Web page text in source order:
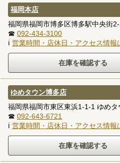
福岡本店
福岡県福岡市博多区博多駅中央街
☎ 092-434-3100
ℹ 営業時間・店休日・アクセス情報
ゆめタウン博多店
福岡県福岡市東区東浜1-1-1 ゆめタ
☎ 092-643-6721
ℹ 営業時間・店休日・アクセス情報